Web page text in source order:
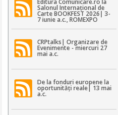
Editura Comunicare.ro la
Salonul Internațional de
Carte BOOKFEST 2026| 3-
7 iunie a.c., ROMEXPO
CRPtalks| Organizare de
Evenimente - miercuri 27
mai a.c.
De la fonduri europene la
oportunități reale| 13 mai
a.c.